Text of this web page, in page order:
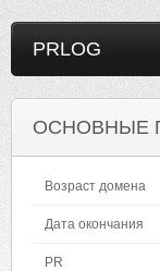
PRLOG
ОСНОВНЫЕ
Возраст домена
Дата окончания
PR